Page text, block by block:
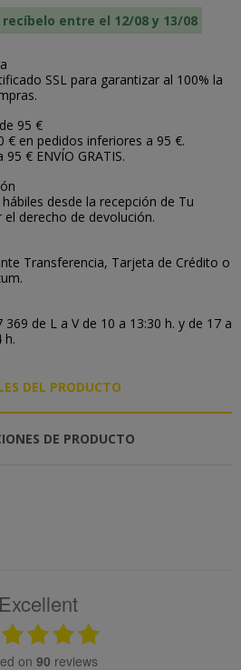
entre el 12/08 y 13/08
SSL para garantizar al 100% la
95 €
€ en pedidos inferiores a 95 €.
€ ENVÍO GRATIS.
desde la recepción de Tu
derecho de devolución.
Transferencia, Tarjeta de Crédito o
de L a V de 10 a 13:30 h. y de 17 a
h.
DEL PRODUCTO
DE PRODUCTO
Excellent
on 90 reviews